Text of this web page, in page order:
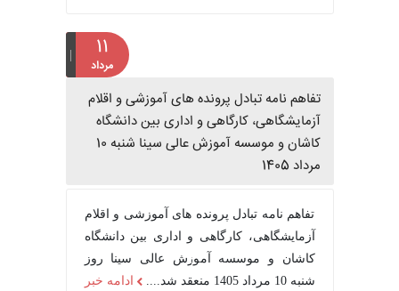
مرداد
تفاهم نامه تبادل پرونده‌ های آموزشی و اقلام
آزمایشگاهی، کارگاهی و اداری بین دانشگاه
کاشان و موسسه آموزش عالی سینا شنبه 10
تفاهم نامه تبادل پرونده‌ های آموزشی و اقلام
آزمایشگاهی، کارگاهی و اداری بین دانشگاه
کاشان و موسسه آموزش عالی سینا روز
ادامه خبر